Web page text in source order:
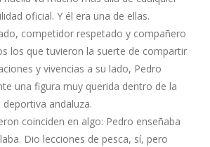
oficial. Y él era una de ellas.
competidor respetado y compañero
los que tuvieron la suerte de compartir
y vivencias a su lado, Pedro
una figura muy querida dentro de la
andaluza.
coinciden en algo: Pedro enseñaba
Dio lecciones de pesca, sí, pero